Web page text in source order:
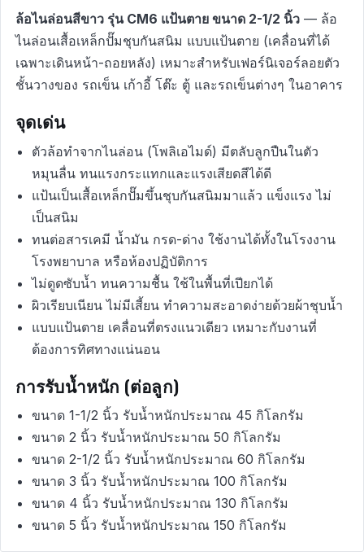
ล้อไนล่อนสีขาว รุ่น CM6 แป้นตาย ขนาด 2-1/2 นิ้ว— ล้อ
ไนล่อนเสื้อเหล็กปั๊มชุบกันสนิม แบบแป้นตาย (เคลื่อนที่ได้
เฉพาะเดินหน้า-ถอยหลัง) เหมาะสำหรับเฟอร์นิเจอร์ลอยตัว
ชั้นวางของ รถเข็น เก้าอี้ โต๊ะ ตู้ และรถเข็นต่างๆ ในอาคาร
จุดเด่น
ตัวล้อทำจากไนล่อน (โพลิเอไมด์) มีตลับลูกปืนในตัว
หมุนลื่น ทนแรงกระแทกและแรงเสียดสีได้ดี
แป้นเป็นเสื้อเหล็กปั๊มขึ้นชุบกันสนิมมาแล้ว แข็งแรง ไม่
เป็นสนิม
ทนต่อสารเคมี น้ำมัน กรด-ด่าง ใช้งานได้ทั้งในโรงงาน
โรงพยาบาล หรือห้องปฏิบัติการ
ไม่ดูดซับน้ำ ทนความชื้น ใช้ในพื้นที่เปียกได้
ผิวเรียบเนียน ไม่มีเสี้ยน ทำความสะอาดง่ายด้วยผ้าชุบน้ำ
แบบแป้นตาย เคลื่อนที่ตรงแนวเดียว เหมาะกับงานที่
ต้องการทิศทางแน่นอน
การรับน้ำหนัก (ต่อลูก)
ขนาด 1-1/2 นิ้ว รับน้ำหนักประมาณ 45 กิโลกรัม
ขนาด 2 นิ้ว รับน้ำหนักประมาณ 50 กิโลกรัม
ขนาด 2-1/2 นิ้ว รับน้ำหนักประมาณ 60 กิโลกรัม
ขนาด 3 นิ้ว รับน้ำหนักประมาณ 100 กิโลกรัม
ขนาด 4 นิ้ว รับน้ำหนักประมาณ 130 กิโลกรัม
ขนาด 5 นิ้ว รับน้ำหนักประมาณ 150 กิโลกรัม